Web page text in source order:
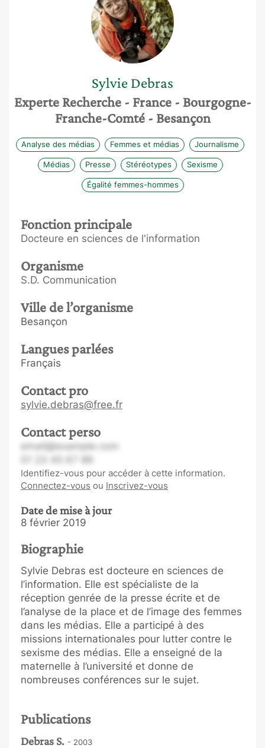
Sylvie Debras
Experte Recherche - France - Bourgogne-
Franche-Comté - Besançon
Analyse des médias Femmes et médias Journalisme
Médias Presse Stéréotypes Sexisme
Égalité femmes-hommes
Fonction principale
Docteure en sciences de l'information
Organisme
S.D. Communication
Ville de l’organisme
Besançon
Langues parlées
Français
Contact pro
sylvie.debras@free.fr
Contact perso
email@example.com
Identifiez-vous pour accéder à cette information.
Connectez-vous ou Inscrivez-vous
Date de mise à jour
8 février 2019
Biographie
Sylvie Debras est docteure en sciences de
l’information. Elle est spécialiste de la
réception genrée de la presse écrite et de
l’analyse de la place et de l’image des femmes
dans les médias. Elle a participé à des
missions internationales pour lutter contre le
sexisme des médias. Elle a enseigné de la
maternelle à l’université et donne de
nombreuses conférences sur le sujet.
Publications
Debras S. - 2003